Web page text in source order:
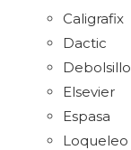
Caligrafix
Dactic
Debolsillo
Elsevier
Espasa
Loqueleo